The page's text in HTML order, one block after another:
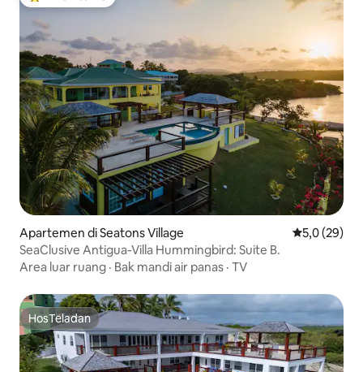
Pilihan tamu terpopuler
Apartemen di Seatons Village Nilai rata-
5,0 (29)
SeaClusive Antigua-Villa Hummingbird: Suite B.
Area luar ruang · Bak mandi air panas · TV
HosTeladan
HosTeladan